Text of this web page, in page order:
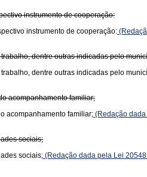
instrumento de cooperação:
instrumento de cooperação:
dentre outras indicadas pelo
dentre outras indicadas pelo
acompanhamento familiar;
acompanhamento familiar; (Redação
sociais;
sociais; (Redação dada pela Lei